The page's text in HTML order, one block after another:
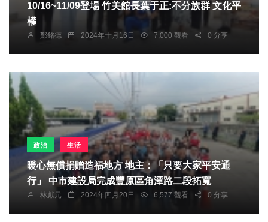
10/16~11/09登場 竹美館長葉于正:不分族群 文化平
權
鄭銘德 2024年十月16日 7,000 觀看 0 分享
政治 生活
暖心無償捐贈造福地方 地主：「只要大家平安通
行」 中市建設局完成豐原區角潭路二段拓寬
林獻元 2024年四月20日 6,577 觀看 0 分享